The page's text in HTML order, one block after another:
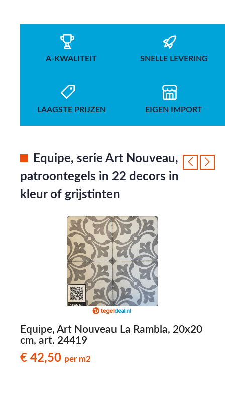
A-KWALITEIT SNELLE LEVERING
LAAGSTE PRIJZEN EIGEN IMPORT
Equipe, serie Art Nouveau,
patroontegels in 22 decors in
kleur of grijstinten
Equipe, Art Nouveau La Rambla, 20x20
cm, art. 24419
€ 42,50 per m2